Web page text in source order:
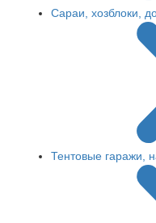
Сараи, хозблоки,
Тентовые гаражи,